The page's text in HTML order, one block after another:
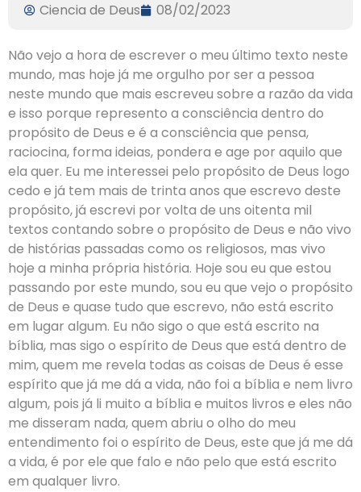
Ciencia de Deus 08/02/2023
Não vejo a hora de escrever o meu último texto neste
mundo, mas hoje já me orgulho por ser a pessoa
neste mundo que mais escreveu sobre a razão da vida
e isso porque represento a consciência dentro do
propósito de Deus e é a consciência que pensa,
raciocina, forma ideias, pondera e age por aquilo que
ela quer. Eu me interessei pelo propósito de Deus logo
cedo e já tem mais de trinta anos que escrevo deste
propósito, já escrevi por volta de uns oitenta mil
textos contando sobre o propósito de Deus e não vivo
de histórias passadas como os religiosos, mas vivo
hoje a minha própria história. Hoje sou eu que estou
passando por este mundo, sou eu que vejo o propósito
de Deus e quase tudo que escrevo, não está escrito
em lugar algum. Eu não sigo o que está escrito na
bíblia, mas sigo o espírito de Deus que está dentro de
mim, quem me revela todas as coisas de Deus é esse
espírito que já me dá a vida, não foi a bíblia e nem livro
algum, pois já li muito a bíblia e muitos livros e eles não
me disseram nada, quem abriu o olho do meu
entendimento foi o espírito de Deus, este que já me dá
a vida, é por ele que falo e não pelo que está escrito
em qualquer livro.